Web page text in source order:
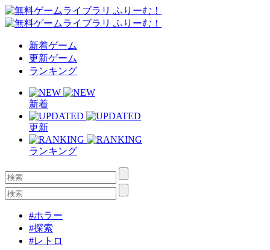
新着ゲーム
更新ゲーム
ランキング
新着
更新
ランキング
#ホラー
#探索
#レトロ